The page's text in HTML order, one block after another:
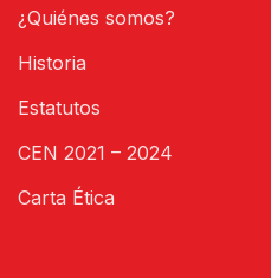
¿Quiénes somos?
Historia
Estatutos
CEN 2021 – 2024
Carta Ética